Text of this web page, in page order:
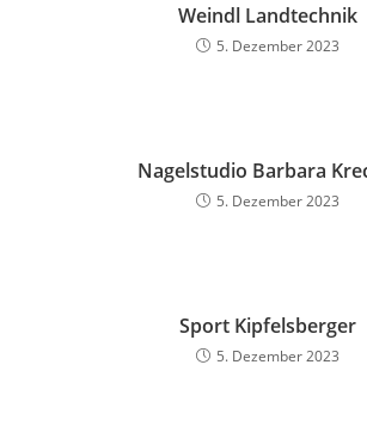
Weindl Landtechnik
5. Dezember 2023
Nagelstudio Barbara
5. Dezember 2023
Sport Kipfelsberger
5. Dezember 2023